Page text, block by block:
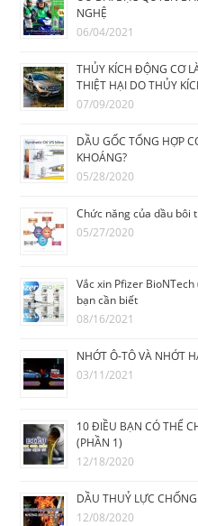
NGHỆ
06/04/2021
THỦY KÍCH ĐỘNG CƠ
THIỆT HẠI DO THỦY
07/09/2020
DẦU GỐC TỔNG HỢP
KHOÁNG?
05/28/2020
Chức năng của dầu bôi
05/27/2020
Vắc xin Pfizer
bạn cần biết
08/16/2021
NHỚT Ô-TÔ VÀ NHỚT
03/11/2021
10 ĐIỀU BẠN CÓ THỂ
(PHẦN 1)
12/18/2020
DẦU THUỶ LỰC
12/08/2020